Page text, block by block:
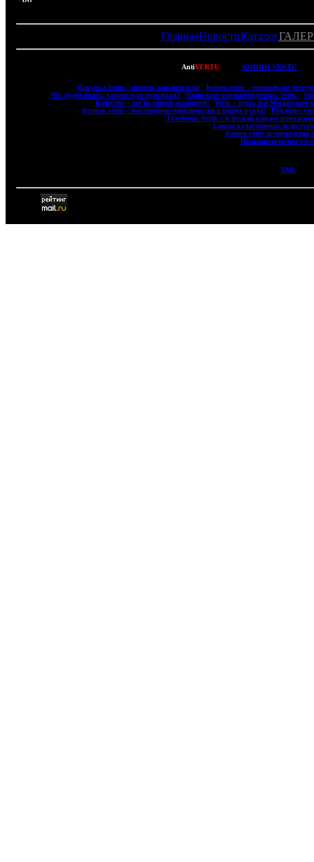
ГлавнаяНовостиКаталог
AntiVERTU- ВСЕ КОПИИ VERTU
Покупка Vertu – просто, как никогда!| Копии vertu – роскошь по
Что будем брать: копию или оригинал?| Позвольте порекомендовать: Vertu!|
Качество – это не способ экономии!| Vertu – пусть вся Москва вам
Купить vertu – воплощение совершенства в ваших руках!| Рождение
Телефоны Vertu – и пускай каждое
Самые качественные и
Копии vertu
Пользовательское
XML